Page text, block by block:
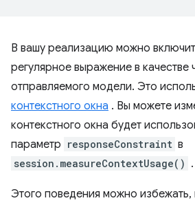
В вашу реализацию можно
регулярное выражение в
отправляемого модели. Это
контекстного окна . Вы можете
контекстного окна будет
параметр responseConstraint в
session.measureContextUsage() .
Этого поведения можно избежать,